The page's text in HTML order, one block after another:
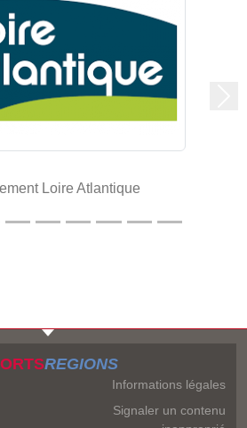
Loire Atlantique
REGIONS
Informations légales
Signaler un contenu